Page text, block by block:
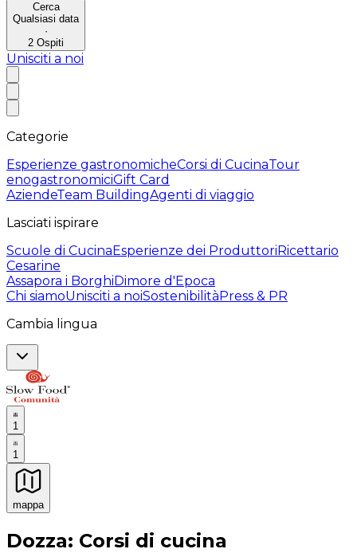
Cerca
Qualsiasi data
·
2 Ospiti
Unisciti a noi
Categorie
Esperienze gastronomicheCorsi di CucinaTour
enogastronomiciGift Card
AziendeTeam BuildingAgenti di viaggio
Lasciati ispirare
Scuole di CucinaEsperienze dei ProduttoriRicettario
Cesarine
Assapora i BorghiDimore d'Epoca
Chi siamoUnisciti a noiSostenibilitàPress & PR
Cambia lingua
1
1
mappa
Esperienze culinarie indimenticabili: Esperienze
Dozza: Corsi di cucina